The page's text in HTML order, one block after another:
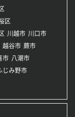
区
川越市 川口市
越谷市 蕨市
市 八潮市
じみ野市